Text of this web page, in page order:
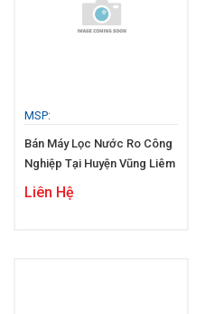
MSP:
Bán Máy Lọc Nước Ro Công
Nghiệp Tại Huyện Vũng Liêm
Liên Hệ